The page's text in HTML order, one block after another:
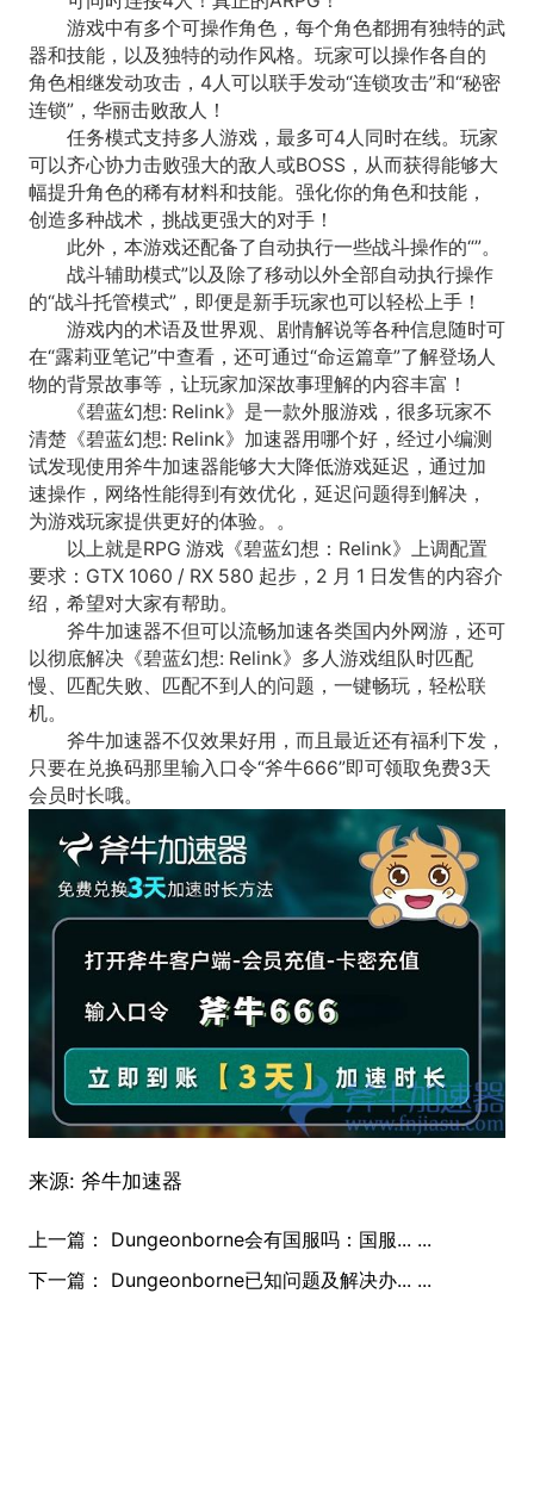
游戏中有多个可操作角色，每个角色都拥有独特的武
器和技能，以及独特的动作风格。玩家可以操作各自的
角色相继发动攻击，4人可以联手发动“连锁攻击”和“秘密
连锁”，华丽击败敌人！
任务模式支持多人游戏，最多可4人同时在线。玩家
可以齐心协力击败强大的敌人或BOSS，从而获得能够大
幅提升角色的稀有材料和技能。强化你的角色和技能，
创造多种战术，挑战更强大的对手！
此外，本游戏还配备了自动执行一些战斗操作的“”。
战斗辅助模式”以及除了移动以外全部自动执行操作
的“战斗托管模式”，即便是新手玩家也可以轻松上手！
游戏内的术语及世界观、剧情解说等各种信息随时可
在“露莉亚笔记”中查看，还可通过“命运篇章”了解登场人
物的背景故事等，让玩家加深故事理解的内容丰富！
《碧蓝幻想: Relink》是一款外服游戏，很多玩家不
清楚《碧蓝幻想: Relink》加速器用哪个好，经过小编测
试发现使用斧牛加速器能够大大降低游戏延迟，通过加
速操作，网络性能得到有效优化，延迟问题得到解决，
为游戏玩家提供更好的体验。。
以上就是RPG 游戏《碧蓝幻想：Relink》上调配置
要求：GTX 1060 / RX 580 起步，2 月 1 日发售的内容介
绍，希望对大家有帮助。
斧牛加速器不但可以流畅加速各类国内外网游，还可
以彻底解决《碧蓝幻想: Relink》多人游戏组队时匹配
慢、匹配失败、匹配不到人的问题，一键畅玩，轻松联
机。
斧牛加速器不仅效果好用，而且最近还有福利下发，
只要在兑换码那里输入口令“斧牛666”即可领取免费3天
会员时长哦。
来源: 斧牛加速器
上一篇：
Dungeonborne会有国服吗：国服... ...
下一篇：
Dungeonborne已知问题及解决办... ...